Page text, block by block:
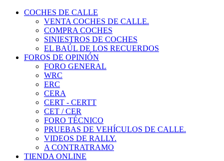
COCHES DE CALLE
VENTA COCHES DE CALLE.
COMPRA COCHES
SINIESTROS DE COCHES
EL BAÚL DE LOS RECUERDOS
FOROS DE OPINIÓN
FORO GENERAL
WRC
ERC
CERA
CERT - CERTT
CET / CER
FORO TÉCNICO
PRUEBAS DE VEHÍCULOS DE CALLE.
VIDEOS DE RALLY.
A CONTRATRAMO
TIENDA ONLINE